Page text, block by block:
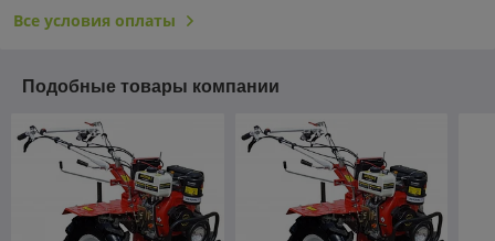
Все условия оплаты
Подобные товары компании